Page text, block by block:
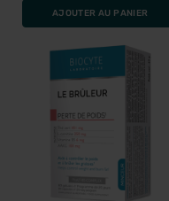
AJOUTER AU PANIER